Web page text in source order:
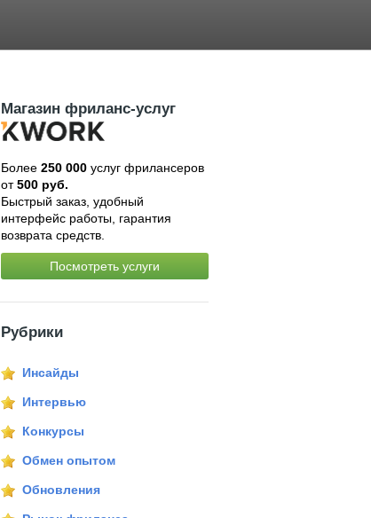
Магазин фриланс-услуг
Более 250 000услуг фрилансеров
от500 руб.
Быстрый заказ, удобный
интерфейс работы, гарантия
возврата средств.
Посмотреть услуги
Рубрики
Инсайды
Интервью
Конкурсы
Обмен опытом
Обновления